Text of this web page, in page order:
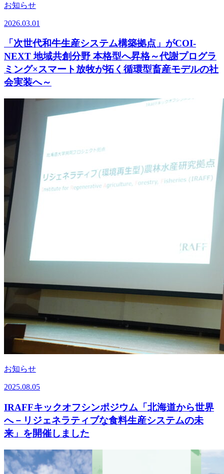
お知らせ
2026.03.01
「次世代和牛生産システム構築拠点」がCOI-
NEXT 地域共創分野 本格型へ昇格～代謝プログラ
ミング×スマート放牧が拓く循環型畜産モデルの社
会実装へ～
お知らせ
2025.08.05
IRAFFキックオフシンポジウム「北海道から世界
へ－リジェネラティブな食料生産システムの未
来」を開催しました